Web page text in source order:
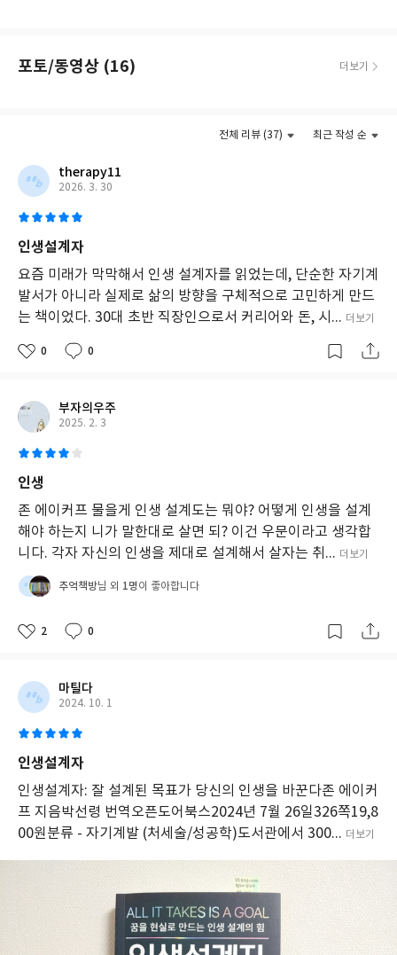
그러나 『인생 설계자』에서는 목표에 지속적으로 전념할 수 있는
이룰 수 있는 단기 목표에서 중장기 목표까지 차례로 나아가야 함을
을 성찰하고 현재에 집중함으로써 ‘나’를 중심으로 미래를 그려나가
저자는 젊음을 허비하던 대학생 시절을 거쳐 최고의 자기계발 전문
가가 되기까지의 삶과 자신의 연구 프로젝트 참여자들의 경험을
『인생 설계자』에 녹여 내었다. 그 수많은 이야기가 응축된 저자의
조언은 누구나 이해할 수 있을 만큼 직관적이고 명료하다. 저자가 제
운 도전으로 이끌 것이다.
포토/동영상 (16) 더보기
전체 리뷰 (37) 최근 작성 순
therapy11
2026. 3. 30
인생설계자
요즘 미래가 막막해서 인생 설계자를 읽었는데, 단순한 자기계
발서가 아니라 실제로 삶의 방향을 구체적으로 고민하게 만드
는 책이었다. 30대 초반 직장인으로서 커리어와 돈, 시... 더보기
0 0
부자의우주
2025. 2. 3
인생
존 에이커프 물을게 인생 설계도는 뭐야? 어떻게 인생을 설계
해야 하는지 니가 말한대로 살면 되? 이건 우문이라고 생각합
니다. 각자 자신의 인생을 제대로 설계해서 살자는 취... 더보기
추억책방님 외 1명이 좋아합니다
2 0
마틸다
2024. 10. 1
인생설계자
인생설계자: 잘 설계된 목표가 당신의 인생을 바꾼다존 에이커
프 지음박선령 번역오픈도어북스2024년 7월 26일326쪽19,8
00원분류 - 자기계발 (처세술/성공학)도서관에서 300... 더보기